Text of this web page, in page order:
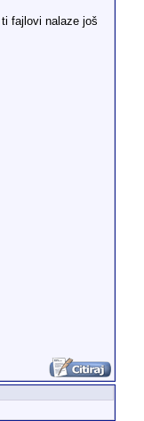
fajlovi nalaze još